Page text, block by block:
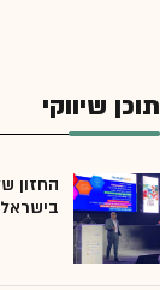
תוכן שיווקי
החזון
בישראל